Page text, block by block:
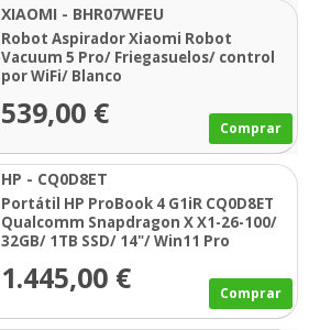
XIAOMI - BHR07WFEU
Robot Aspirador Xiaomi Robot
Vacuum 5 Pro/ Friegasuelos/ control
por WiFi/ Blanco
539,00 € Comprar
HP - CQ0D8ET
Portátil HP ProBook 4 G1iR CQ0D8ET
Qualcomm Snapdragon X X1-26-100/
32GB/ 1TB SSD/ 14"/ Win11 Pro
1.445,00 € Comprar